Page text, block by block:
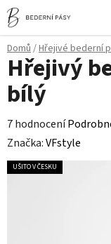
Přejít
na
obsah
Domů/Hřejivé bederní
Hřejivý
bílý
Průměrné
hodnocení
produktu
7 hodnocení
Značka:VFstyle
UŠITO V ČESKU